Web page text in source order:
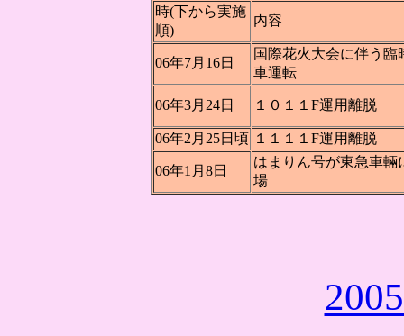
時(下から実施
順)
内容
06年7月16日
国際花火大会に伴う臨
車運転
06年3月24日 １０１１F運用離脱
06年2月25日頃 １１１１F運用離脱
06年1月8日
はまりん号が東急車輛
場